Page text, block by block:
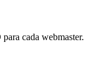
cada webmaster.